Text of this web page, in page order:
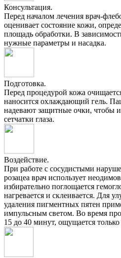
Консультация.
Перед началом лечения врач-
оценивает состояние кожи,
площадь обработки. В
нужные параметры и насадка.
Подготовка.
Перед процедурой кожа
наносится охлаждающий гель.
надевают защитные очки, чтобы
сетчатки глаза.
Воздействие.
При работе с сосудистыми
розацеа врач использует
избирательно поглощается
нагревается и склеивается. Для
удаления пигментных пятен
импульсным светом. Во время
15 до 40 минут, ощущается